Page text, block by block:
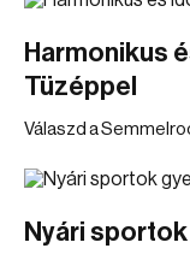
Harmonikus
Tüzéppel
Válaszd a
Nyári